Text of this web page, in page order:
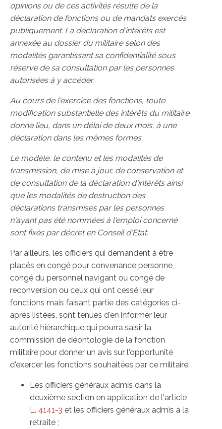
opinions ou de ces activités résulte de la
déclaration de fonctions ou de mandats exercés
publiquement. La déclaration d'intérêts est
annexée au dossier du militaire selon des
modalités garantissant sa confidentialité sous
réserve de sa consultation par les personnes
autorisées à y accéder.
Au cours de l'exercice des fonctions, toute
modification substantielle des intérêts du militaire
donne lieu, dans un délai de deux mois, à une
déclaration dans les mêmes formes.
Le modèle, le contenu et les modalités de
transmission, de mise à jour, de conservation et
de consultation de la déclaration d'intérêts ainsi
que les modalités de destruction des
déclarations transmises par les personnes
n'ayant pas été nommées à l'emploi concerné
sont fixés par décret en Conseil d'Etat.
Par ailleurs, les officiers qui demandent à être
placés en congé pour convenance personne,
congé du personnel navigant ou congé de
reconversion ou ceux qui ont cessé leur
fonctions mais faisant partie des catégories ci-
après listées, sont tenues d'en informer leur
autorité hiérarchique qui pourra saisir la
commission de déontologie de la fonction
militaire pour donner un avis sur l'opportunité
d'exercer les fonctions souhaitées par ce militaire:
Les officiers généraux admis dans la
deuxième section en application de l'article
L. 4141-3 et les officiers généraux admis à la
retraite ;